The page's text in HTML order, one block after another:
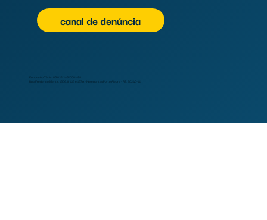
canal de denúncia
Fundação Tênis | 05.022.246/0001-88
Rua Frederico Mentz, 1606, lj. 136 e 137A - Navegantes Porto Alegre - RS, 90240-111